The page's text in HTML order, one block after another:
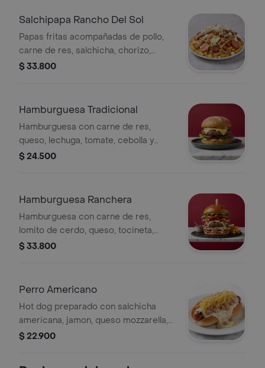
Salchipapa Rancho Del Sol
Papas fritas acompañadas de pollo,
carne de res, salchicha, chorizo,
super ranchera, butifarra, salas
para ripio
$ 33.800
Hamburguesa Tradicional
Hamburguesa con carne de res,
queso, lechuga, tomate, cebolla y
salsas de la casa en pan suave.
$ 24.500
Hamburguesa Ranchera
Hamburguesa con carne de res,
lomito de cerdo, queso, tocineta,
vegetales frescos y salsas de la casa.
$ 33.800
Perro Americano
Hot dog preparado con salchicha
americana, jamon, queso mozzarella,
papas ripio.
$ 22.900